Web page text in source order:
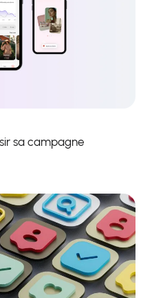
sa campagne